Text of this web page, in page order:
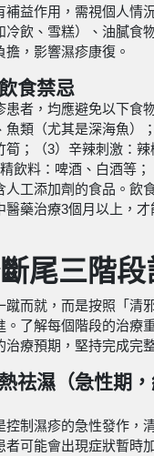
補益作用，需視個人情
冷飲、雪糕）、油膩食
，影響濕疹康復。
食禁忌
患者，均應避免以下食
魚類（尤其是深海魚）
筍；（3）辛辣刺激：辣
飲料：啤酒、白酒等；
人工添加劑的食品。飲
醫藥治療3個月以上，
尾三階段
蹴而就，而是按照「清
了解每個階段的治療
療預期，堅持完成完
祛濕（急性期
控制濕疹的急性發作，
者可能會出現症狀暫時